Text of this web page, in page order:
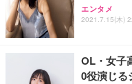
エンタメ
2021.7.15(木)
OL・女子
0役演じる